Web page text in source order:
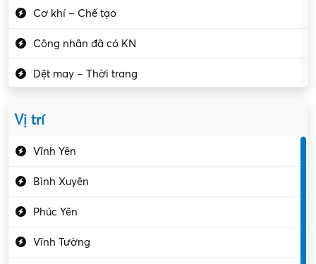
Cơ khí – Chế tạo
Công nhân đã có KN
Dệt may – Thời trang
Vị trí
Vĩnh Yên
Bình Xuyên
Phúc Yên
Vĩnh Tường